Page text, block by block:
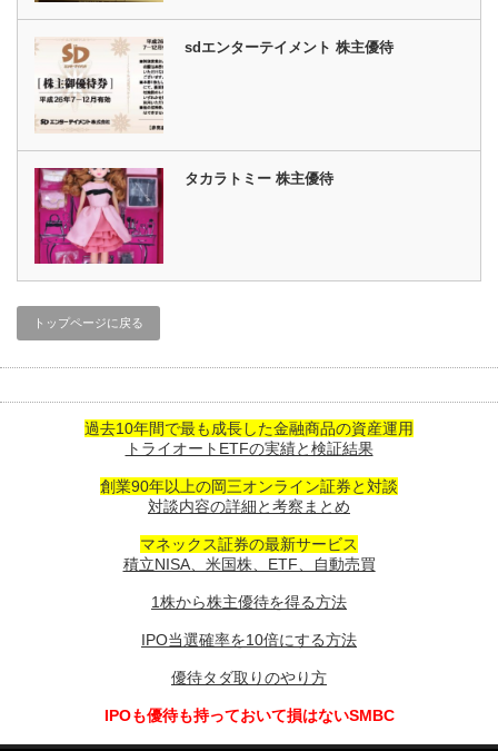
sdエンターテイメント 株主優待
タカラトミー 株主優待
トップページに戻る
過去10年間で最も成長した金融商品の資産運用
トライオートETFの実績と検証結果
創業90年以上の岡三オンライン証券と対談
対談内容の詳細と考察まとめ
マネックス証券の最新サービス
積立NISA、米国株、ETF、自動売買
1株から株主優待を得る方法
IPO当選確率を10倍にする方法
優待タダ取りのやり方
IPOも優待も持っておいて損はないSMBC